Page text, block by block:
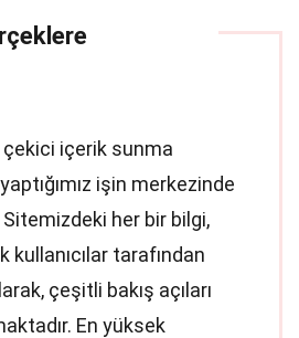
çekici içerik sunma
işin merkezinde
her bir bilgi,
kullanıcılar tarafından
çeşitli bakış açıları
En yüksek